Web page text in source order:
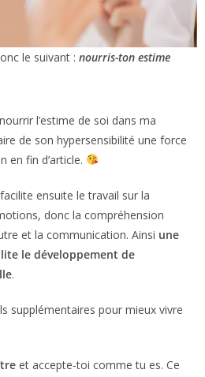
le suivant :nourris-ton
l’estime de soi dans ma
de son hypersensibilité une
ensuite le travail sur la
et la communication. Ainsi